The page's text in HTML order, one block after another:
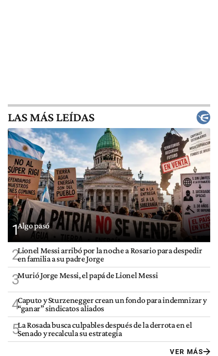
LAS MÁS LEÍDAS
1Algo pasó
2Lionel Messi arribó por la noche a Rosario para despedir
en familia a su padre Jorge
3Murió Jorge Messi, el papá de Lionel Messi
4Caputo y Sturzenegger crean un fondo para indemnizar y
“ganar” sindicatos aliados
5La Rosada busca culpables después de la derrota en el
Senado y recalcula su estrategia
VER MÁS